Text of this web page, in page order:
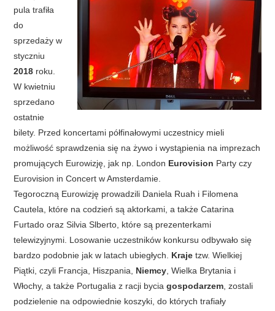
pula trafiła
do
sprzedaży w
styczniu
2018 roku.
W kwietniu
sprzedano
ostatnie
bilety. Przed koncertami półfinałowymi uczestnicy mieli
możliwość sprawdzenia się na żywo i wystąpienia na imprezach
promujących Eurowizję, jak np. London Eurovision Party czy
Eurovision in Concert w Amsterdamie.
Tegoroczną Eurowizję prowadzili Daniela Ruah i Filomena
Cautela, które na codzień są aktorkami, a także Catarina
Furtado oraz Silvia Slberto, które są prezenterkami
telewizyjnymi. Losowanie uczestników konkursu odbywało się
bardzo podobnie jak w latach ubiegłych. Kraje tzw. Wielkiej
Piątki, czyli Francja, Hiszpania, Niemcy , Wielka Brytania i
Włochy, a także Portugalia z racji byciagospodarzem , zostali
podzielenie na odpowiednie koszyki, do których trafiały